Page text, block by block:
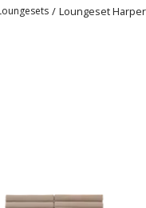
Loungeset